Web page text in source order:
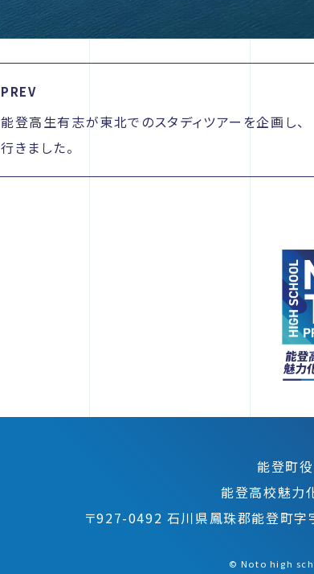
PREV
能登高生有志が東北でのスタディツアーを企画し、
行きました。
能登町
能登高校魅力
〒927-0492 石川県鳳珠郡能登町字
©︎ Noto high